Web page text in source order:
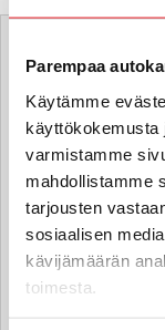
Parempaa
Käytämme
käyttökokemusta
varmistamme
mahdollistamme
tarjousten
sosiaalisen
kävijämäärän
toimesta.